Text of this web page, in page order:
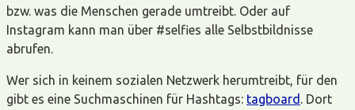
bzw. was die Menschen gerade umtreibt. Oder auf
Instagram kann man über #selfies alle Selbstbildnisse
abrufen.
Wer sich in keinem sozialen Netzwerk herumtreibt, für den
gibt es eine Suchmaschinen für Hashtags: tagboard . Dort